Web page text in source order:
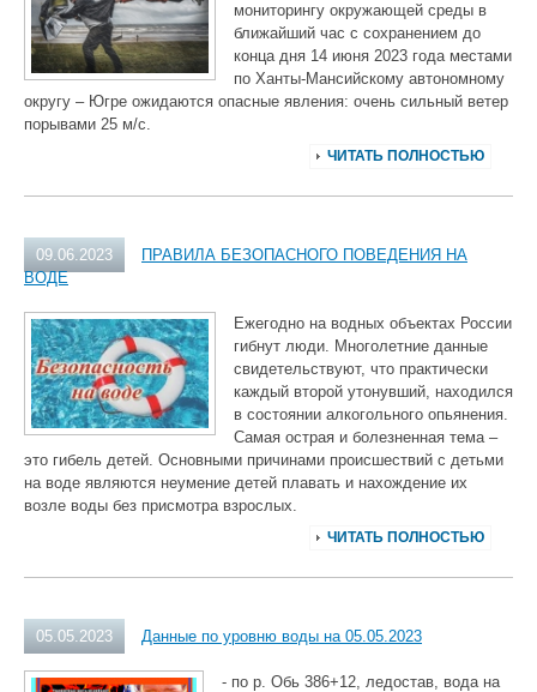
мониторингу окружающей среды в
ближайший час с сохранением до
конца дня 14 июня 2023 года местами
по Ханты-Мансийскому автономному
округу – Югре ожидаются опасные явления: очень сильный ветер
порывами 25 м/с.
ЧИТАТЬ ПОЛНОСТЬЮ
09.06.2023
ПРАВИЛА БЕЗОПАСНОГО ПОВЕДЕНИЯ НА
ВОДЕ
Ежегодно на водных объектах России
гибнут люди. Многолетние данные
свидетельствуют, что практически
каждый второй утонувший, находился
в состоянии алкогольного опьянения.
Самая острая и болезненная тема –
это гибель детей. Основными причинами происшествий с детьми
на воде являются неумение детей плавать и нахождение их
возле воды без присмотра взрослых.
ЧИТАТЬ ПОЛНОСТЬЮ
05.05.2023 Данные по уровню воды на 05.05.2023
- по р. Обь 386+12, ледостав, вода на